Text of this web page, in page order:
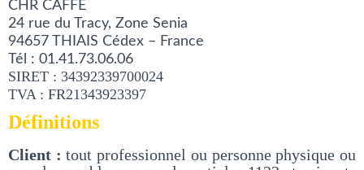
CHR CAFFE
24 rue du Tracy, Zone Senia
94657 THIAIS Cédex – France
Tél : 01.41.73.06.06
SIRET : 34392339700024
TVA : FR21343923397
Définitions
Client : tout professionnel ou personne physique ou